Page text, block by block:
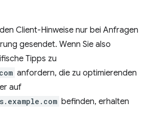
Client-Hinweise nur bei Anfragen
gesendet. Wenn Sie also
Tipps zu
anfordern, die zu optimierenden
auf
befinden, erhalten